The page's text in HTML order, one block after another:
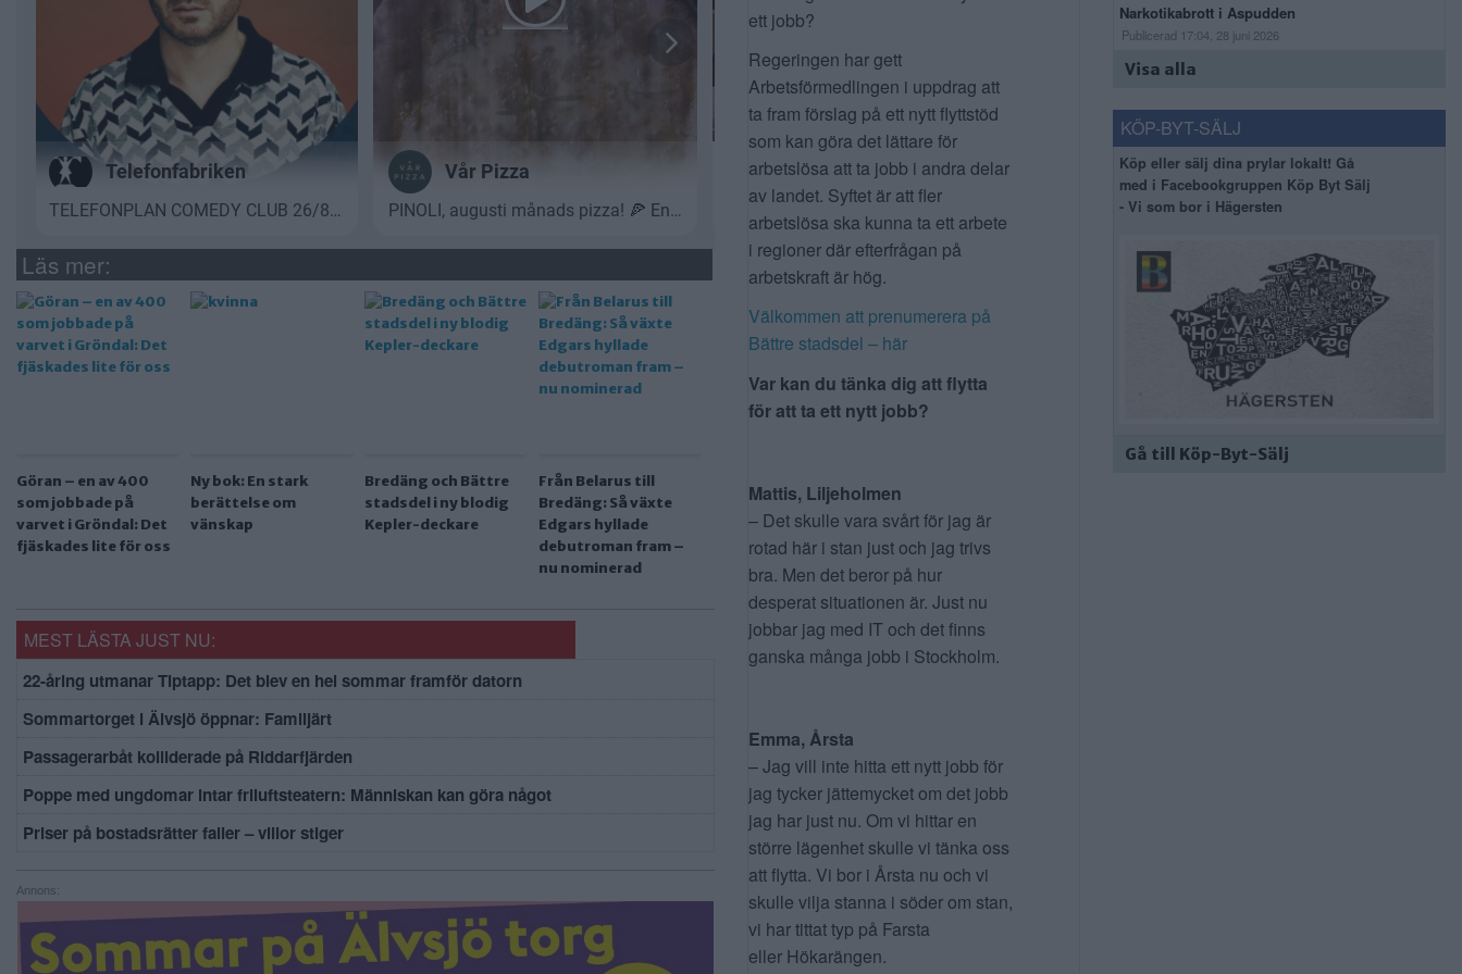
Läs mer:
Göran – en av 400
som jobbade på
varvet i Gröndal: Det
fjäskades lite för oss
Ny bok: En stark
berättelse om
vänskap
Bredäng och Bättre
stadsdel i ny blodig
Kepler-deckare
Från Belarus till
Bredäng: Så växte
Edgars hyllade
debutroman fram –
nu nominerad
MEST LÄSTA JUST NU:
22-åring utmanar Tiptapp: Det blev en hel sommar framför datorn
Sommartorget i Älvsjö öppnar: Familjärt
Passagerarbåt kolliderade på Riddarfjärden
Poppe med ungdomar intar friluftsteatern: Människan kan göra något
Priser på bostadsrätter faller – villor stiger
Annons:
ett jobb?
Regeringen har gett
Arbetsförmedlingen i uppdrag att
ta fram förslag på ett nytt flyttstöd
som kan göra det lättare för
arbetslösa att ta jobb i andra delar
av landet. Syftet är att fler
arbetslösa ska kunna ta ett arbete
i regioner där efterfrågan på
arbetskraft är hög.
Välkommen att prenumerera på
Bättre stadsdel – här
Var kan du tänka dig att flytta
för att ta ett nytt jobb?
Mattis, Liljeholmen
– Det skulle vara svårt för jag är
rotad här i stan just och jag trivs
bra. Men det beror på hur
desperat situationen är. Just nu
jobbar jag med IT och det finns
ganska många jobb i Stockholm.
Emma, Årsta
– Jag vill inte hitta ett nytt jobb för
jag tycker jättemycket om det jobb
jag har just nu. Om vi hittar en
större lägenhet skulle vi tänka oss
att flytta. Vi bor i Årsta nu och vi
skulle vilja stanna i söder om stan,
vi har tittat typ på Farsta
eller Hökarängen.
Narkotikabrott i Aspudden
Publicerad 17:04, 28 juni 2026
Visa alla
KÖP-BYT-SÄLJ
Köp eller sälj dina prylar lokalt! Gå
med i Facebookgruppen Köp Byt Sälj
- Vi som bor i Hägersten
Gå till Köp-Byt-Sälj